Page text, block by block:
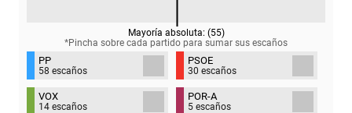
Mayoría absoluta: (55)
*Pincha sobre cada partido para sumar sus escaños
PP
58 escaños
PSOE
30 escaños
VOX
14 escaños
POR-A
5 escaños